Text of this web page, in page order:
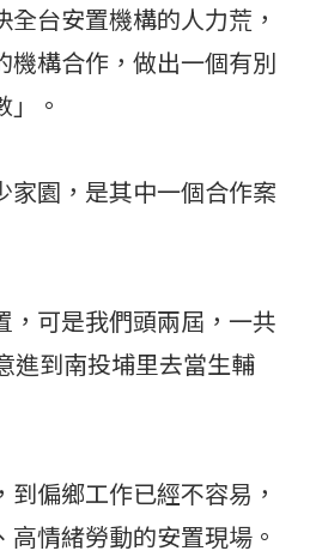
台安置機構的人力荒，
機構合作，做出一個有別
。
家園，是其中一個合作案
，可是我們頭兩屆，一共
進到南投埔里去當生輔
偏鄉工作已經不容易，
情緒勞動的安置現場。